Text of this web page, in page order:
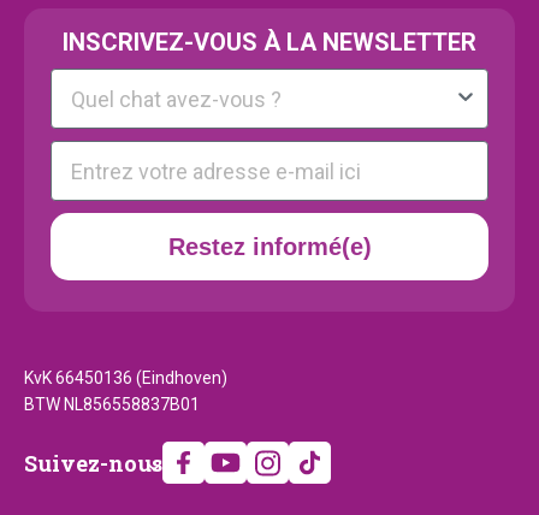
INSCRIVEZ-VOUS À LA NEWSLETTER
Kattenras
E-mail
Restez informé(e)
KvK 66450136 (Eindhoven)
BTW NL856558837B01
Suivez-
Suivez-nous